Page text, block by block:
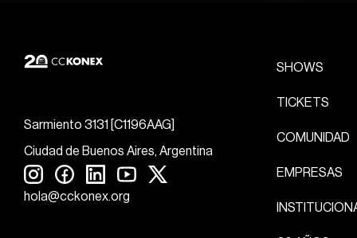
Sarmiento 3131 [C1196AAG]
Ciudad de Buenos Aires, Argentina
hola@cckonex.org
SHOWS
TICKETS
COMUNIDAD
EMPRESAS